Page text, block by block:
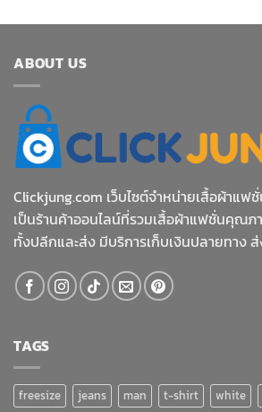
ABOUT US
Clickjung.com เว็บไซต์จำหน่ายเสื้อผ้าแ
เป็นร้านค้าออนไลน์ที่รวมเสื้อผ้าแฟชั่นคุณภ
ทั้งปลีกและส่ง มีบริการเก็บเงินปลายทาง
TAGS
freesize jeans man t-shirt white